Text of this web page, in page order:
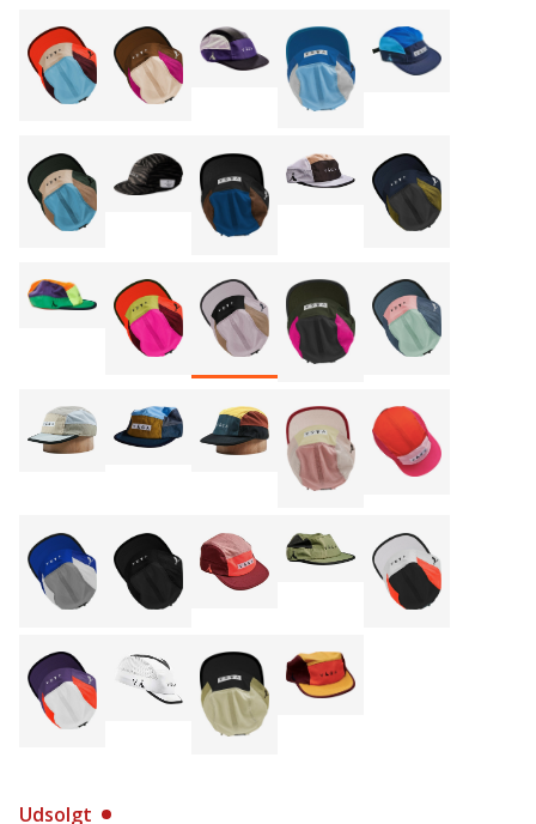
Udsolgt